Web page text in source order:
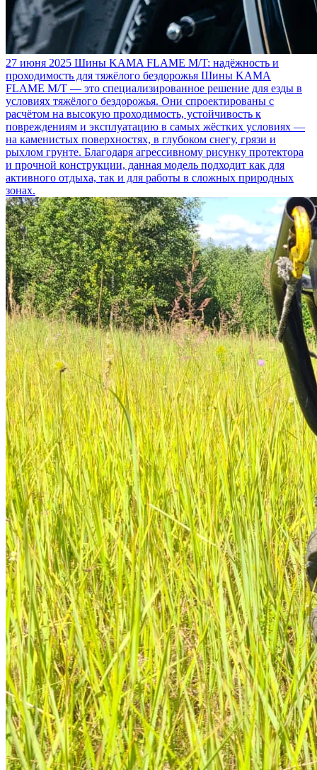
27 июня 2025 Шины KAMA FLAME M/T: надёжность и
проходимость для тяжёлого бездорожья Шины KAMA
FLAME M/T — это специализированное решение для езды в
условиях тяжёлого бездорожья. Они спроектированы с
расчётом на высокую проходимость, устойчивость к
повреждениям и эксплуатацию в самых жёстких условиях —
на каменистых поверхностях, в глубоком снегу, грязи и
рыхлом грунте. Благодаря агрессивному рисунку протектора
и прочной конструкции, данная модель подходит как для
активного отдыха, так и для работы в сложных природных
зонах.